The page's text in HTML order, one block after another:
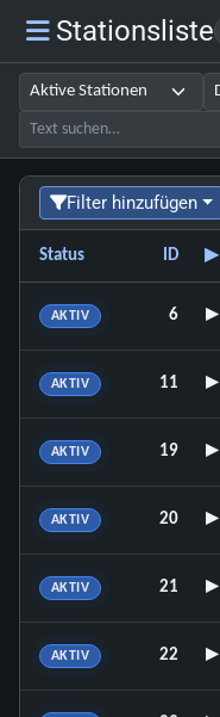
Stationsliste
Filter hinzufügen
Status ID ▸
AKTIV 6 ▸
AKTIV 11 ▸
AKTIV 19 ▸
AKTIV 20 ▸
AKTIV 21 ▸
AKTIV 22 ▸